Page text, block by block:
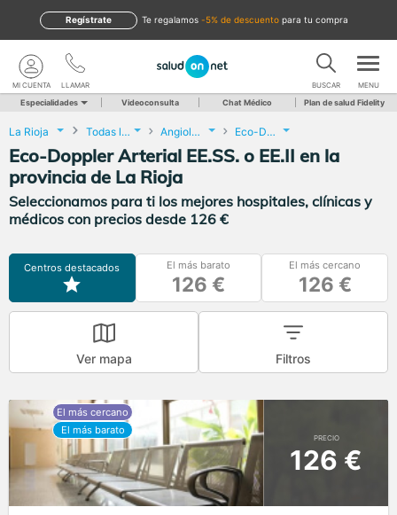
te regalamos -5% de descuento para tu compra
Regístrate
LLAMAR
MI CUENTA BUSCAR MENU
Especialidades Videoconsulta Chat Médico Plan de salud Fidelity
La Rioja Todas las localidades Angiología y Cirugía Vascular Eco-Doppler Arterial EE.SS. o EE.II
Eco-Doppler Arterial EE.SS. o EE.II en la
provincia de La Rioja
Seleccionamos para ti los mejores hospitales, clínicas y
médicos con precios desde 126 €
Centros destacados El más barato
126 €
El más cercano
126 €
Ver mapa Filtros
PRECIO
126 €